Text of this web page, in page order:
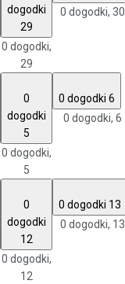
dogodki
29
0 dogodki,
29
0 dogodki, 30
0
dogodki
5
0 dogodki,
5
0 dogodki 6
0 dogodki, 6
0
dogodki
12
0 dogodki,
12
0 dogodki 13
0 dogodki, 13